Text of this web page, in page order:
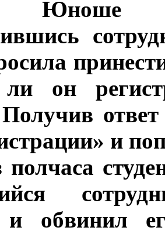
Юноше
он
Получив
и
полчаса
и обвинил